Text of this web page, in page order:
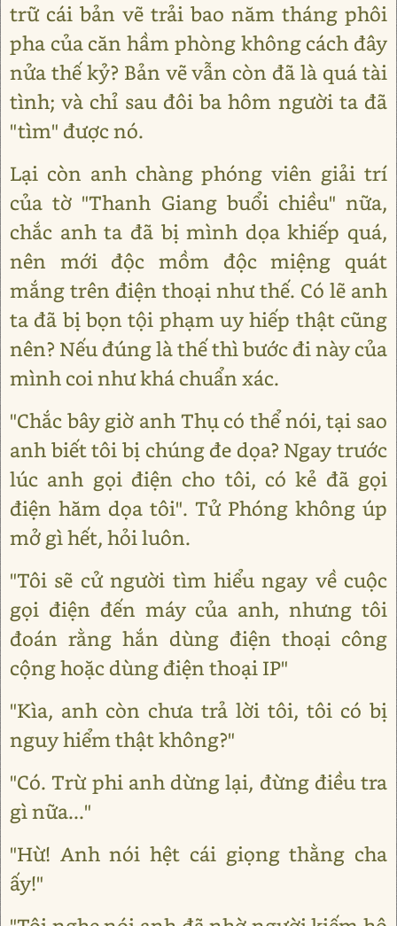
trữ cái bản vẽ trải bao năm tháng phôi
pha của căn hầm phòng không cách đây
nửa thế kỷ? Bản vẽ vẫn còn đã là quá tài
tình; và chỉ sau đôi ba hôm người ta đã
"tìm" được nó.
Lại còn anh chàng phóng viên giải trí
của tờ "Thanh Giang buổi chiều" nữa,
chắc anh ta đã bị mình dọa khiếp quá,
nên mới độc mồm độc miệng quát
mắng trên điện thoại như thế. Có lẽ anh
ta đã bị bọn tội phạm uy hiếp thật cũng
nên? Nếu đúng là thế thì bước đi này của
mình coi như khá chuẩn xác.
"Chắc bây giờ anh Thụ có thể nói, tại sao
anh biết tôi bị chúng đe dọa? Ngay trước
lúc anh gọi điện cho tôi, có kẻ đã gọi
điện hăm dọa tôi". Tử Phóng không úp
mở gì hết, hỏi luôn.
"Tôi sẽ cử người tìm hiểu ngay về cuộc
gọi điện đến máy của anh, nhưng tôi
đoán rằng hắn dùng điện thoại công
cộng hoặc dùng điện thoại IP"
"Kìa, anh còn chưa trả lời tôi, tôi có bị
nguy hiểm thật không?"
"Có. Trừ phi anh dừng lại, đừng điều tra
gì nữa..."
"Hừ! Anh nói hệt cái giọng thằng cha
ấy!"